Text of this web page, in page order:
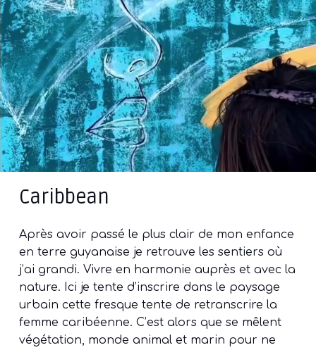
Caribbean
Après avoir passé le plus clair de mon enfance
en terre guyanaise je retrouve les sentiers où
j’ai grandi. Vivre en harmonie auprès et avec la
nature. Ici je tente d’inscrire dans le paysage
urbain cette fresque tente de retranscrire la
femme caribéenne. C’est alors que se mêlent
végétation, monde animal et marin pour ne